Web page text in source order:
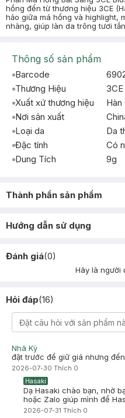
hồng đến từ thương hiệu 3CE
hảo giữa má hồng và highlight,
nhàng, giúp làn da trông tươi
Thông số sản phẩm
Barcode
Thương Hiệu
3CE
Xuất xứ thương hiệu
Hàn
Nơi sản xuất
Loại da
Da
Đặc tính
Có
Dung Tích
9g
Thành phần sản phẩm
Hướng dẫn sử dụng
Đánh giá(0)
Hãy là người
Hỏi đáp(16)
Nhã Kỳ
đặt trước để giữ giá nhưng
2026-07-30 Thích 0
Hasaki
Dạ Hasaki chào bạn, nhờ
hoặc Zalo giúp mình để
2026-07-31 Thích 0